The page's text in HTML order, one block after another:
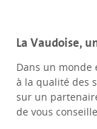
La Vaudoise,
Dans un monde
à la qualité des
sur un
de vous